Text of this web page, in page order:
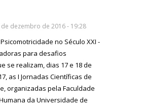
dezembro de 2016 - 19:28
no Século XXI -
para desafios
se realizam, dias 17 e 18 de
as I Jornadas Científicas de
organizadas pela Faculdade
da Universidade de